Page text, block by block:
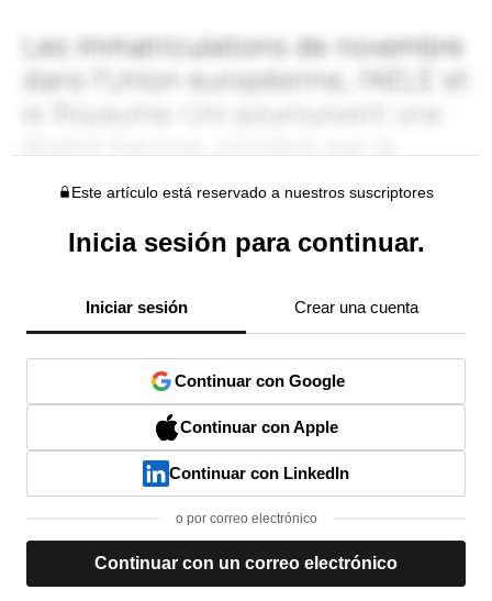
Este artículo está reservado a nuestros suscriptores
Inicia sesión para continuar.
Iniciar sesión Crear una cuenta
Continuar con Google
Continuar con Apple
Continuar con LinkedIn
o por correo electrónico
Continuar con un correo electrónico